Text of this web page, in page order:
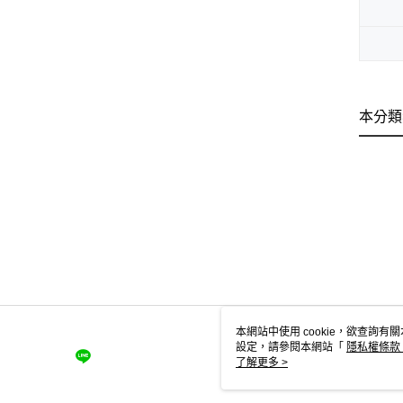
本分
本網站中使用 cookie，欲查詢有
設定，請參閱本網站「 隱私權條款
使用 cookie。
了解更多 >